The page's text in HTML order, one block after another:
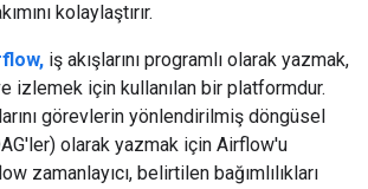
kolaylaştırır.
iş akışlarını programlı olarak yazmak,
izlemek için kullanılan bir platformdur.
görevlerin yönlendirilmiş döngüsel
olarak yazmak için Airflow'u
zamanlayıcı, belirtilen bağımlılıkları